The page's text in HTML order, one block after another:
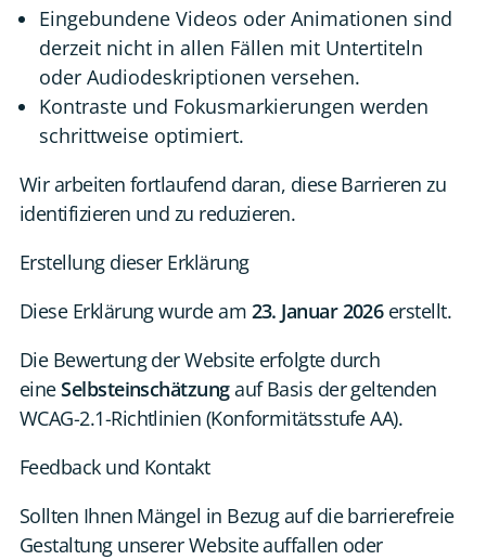
Eingebundene Videos oder Animationen sind
derzeit nicht in allen Fällen mit Untertiteln
oder Audiodeskriptionen versehen.
Kontraste und Fokusmarkierungen werden
schrittweise optimiert.
Wir arbeiten fortlaufend daran, diese Barrieren zu
identifizieren und zu reduzieren.
Erstellung dieser Erklärung
Diese Erklärung wurde am 23. Januar 2026erstellt.
Die Bewertung der Website erfolgte durch
eineSelbsteinschätzungauf Basis der geltenden
WCAG-2.1-Richtlinien (Konformitätsstufe AA).
Feedback und Kontakt
Sollten Ihnen Mängel in Bezug auf die barrierefreie
Gestaltung unserer Website auffallen oder